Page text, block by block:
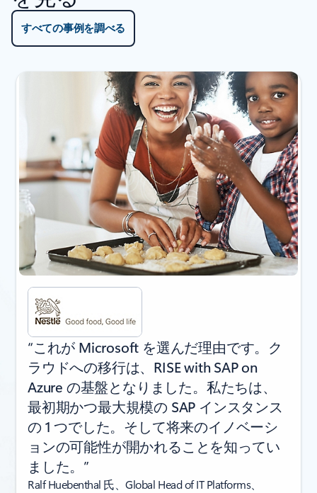
すべての事例を調べる
スライド 1/4 を表示中
“これが Microsoft を選んだ理由です。ク
ラウドへの移行は、RISE with SAP on
Azure の基盤となりました。私たちは、
最初期かつ最大規模の SAP インスタンス
の 1 つでした。そして将来のイノベーシ
ョンの可能性が開かれることを知ってい
ました。”
Ralf Huebenthal 氏、Global Head of IT Platforms、